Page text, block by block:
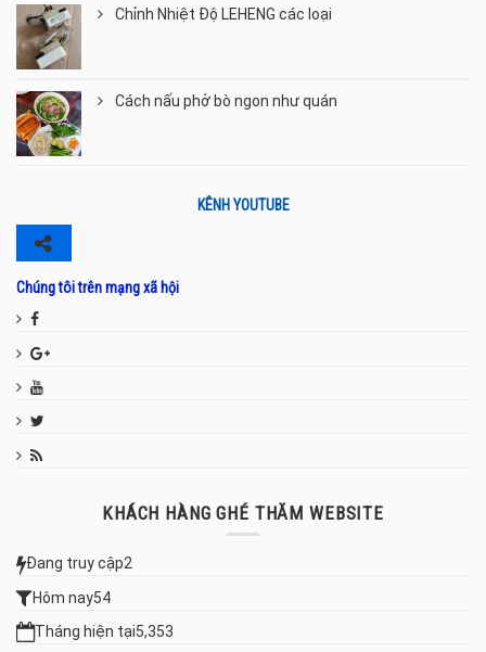
Chỉnh Nhiệt Độ LEHENG các loại
Cách nấu phở bò ngon như quán
KÊNH YOUTUBE
Chúng tôi trên mạng xã hội
KHÁCH HÀNG GHÉ THĂM WEBSITE
Đang truy cập2
Hôm nay54
Tháng hiện tại5,353